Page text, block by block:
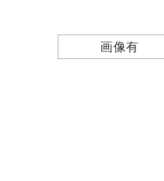
画像有